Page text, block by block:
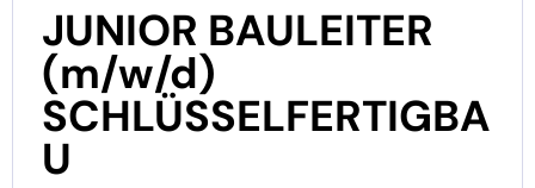
JUNIOR BAULEITER
(m/w/d)
SCHLÜSSELFERTIGBA
U